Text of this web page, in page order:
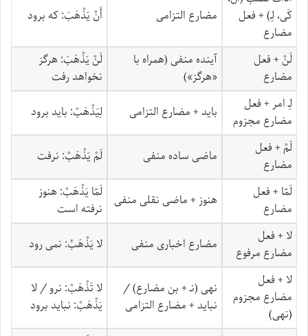
کَی، لِ‍ـ) + فعل
مضارع
مضارع التزامی أَنْ یَذْهَبَ: که برود
لَنْ+ فعل
مضارع
آینده منفی (همراه با
«هرگز»)
لَنْ یَذْهَبَ: هرگز
نخواهد رفت
لِ‍ـامر + فعل
مضارع مجزوم
باید + مضارع التزامی لِیَذْهَبْ: باید برود
لَمْ+ فعل
مضارع
ماضی ساده منفی لَمْ یَذْهَبْ: نرفت
لَمّا+ فعل
مضارع
هنوز + ماضی نقلی منفی لَمّا یَذْهَبْ: هنوز
نرفته است
لا+ فعل
مضارع مرفوع
مضارع اخباری منفی لا یَذْهَبُ: نمی رود
لا+ فعل
مضارع مجزوم
(نهی)
نهی (ن‍ـ + بن مضارع) /
نباید + مضارع التزامی
لا تَذْهَبْ: نرو /لا
یَذْهَبْ: نباید برود